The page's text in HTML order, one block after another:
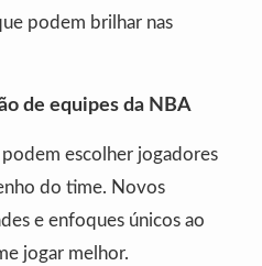
podem brilhar nas
de equipes da NBA
escolher jogadores
do time. Novos
e enfoques únicos ao
jogar melhor.